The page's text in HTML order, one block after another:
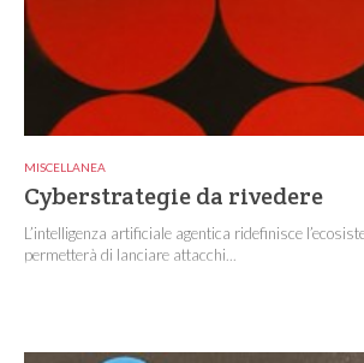
MISCELLANEA
Cyberstrategie da rivedere
L’intelligenza artificiale agentica ridefinisce
permetterà di lanciare attacchi...